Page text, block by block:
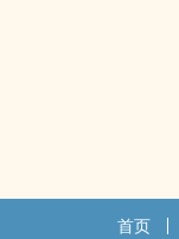
首页